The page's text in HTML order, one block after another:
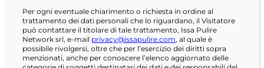
Per ogni eventuale chiarimento o richiesta in ordine al
trattamento dei dati personali che lo riguardano, il Visitatore
può contattare il titolare di tale trattamento, Issa Pulire
Network srl, e-mail privacy@issapulire.com, al quale è
possibile rivolgersi, oltre che per l’esercizio dei diritti sopra
menzionati, anche per conoscere l’elenco aggiornato delle